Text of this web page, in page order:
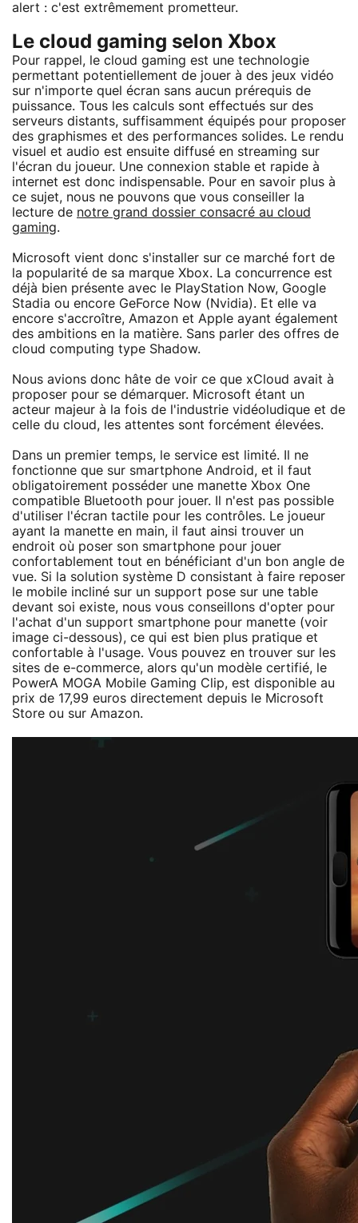
alert : c'est extrêmement prometteur.
Le cloud gaming selon Xbox
Pour rappel, le cloud gaming est une technologie
permettant potentiellement de jouer à des jeux vidéo
sur n'importe quel écran sans aucun prérequis de
puissance. Tous les calculs sont effectués sur des
serveurs distants, suffisamment équipés pour proposer
des graphismes et des performances solides. Le rendu
visuel et audio est ensuite diffusé en streaming sur
l'écran du joueur. Une connexion stable et rapide à
internet est donc indispensable. Pour en savoir plus à
ce sujet, nous ne pouvons que vous conseiller la
lecture de notre grand dossier consacré au cloud
gaming.
Microsoft vient donc s'installer sur ce marché fort de
la popularité de sa marque Xbox. La concurrence est
déjà bien présente avec le PlayStation Now, Google
Stadia ou encore GeForce Now (Nvidia). Et elle va
encore s'accroître, Amazon et Apple ayant également
des ambitions en la matière. Sans parler des offres de
cloud computing type Shadow.
Nous avions donc hâte de voir ce que xCloud avait à
proposer pour se démarquer. Microsoft étant un
acteur majeur à la fois de l'industrie vidéoludique et de
celle du cloud, les attentes sont forcément élevées.
Dans un premier temps, le service est limité. Il ne
fonctionne que sur smartphone Android, et il faut
obligatoirement posséder une manette Xbox One
compatible Bluetooth pour jouer. Il n'est pas possible
d'utiliser l'écran tactile pour les contrôles. Le joueur
ayant la manette en main, il faut ainsi trouver un
endroit où poser son smartphone pour jouer
confortablement tout en bénéficiant d'un bon angle de
vue. Si la solution système D consistant à faire reposer
le mobile incliné sur un support pose sur une table
devant soi existe, nous vous conseillons d'opter pour
l'achat d'un support smartphone pour manette (voir
image ci-dessous), ce qui est bien plus pratique et
confortable à l'usage. Vous pouvez en trouver sur les
sites de e-commerce, alors qu'un modèle certifié, le
PowerA MOGA Mobile Gaming Clip, est disponible au
prix de 17,99 euros directement depuis le Microsoft
Store ou sur Amazon.